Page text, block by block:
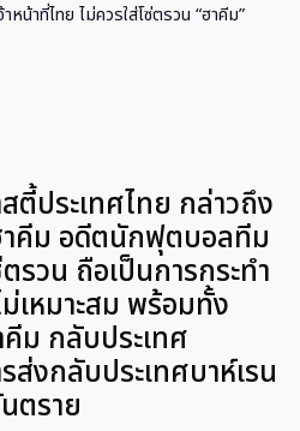
หน้าที่ไทย ไม่ควรใส่โซ่ตรวน “ฮาคีม”
ตี้ประเทศไทย กล่าวถึง
คีม อดีตนักฟุตบอลทีม
รวน ถือเป็นการกระทำ
เหมาะสม พร้อมทั้ง
ม กลับประเทศ
ส่งกลับประเทศบาห์เรน
ตราย